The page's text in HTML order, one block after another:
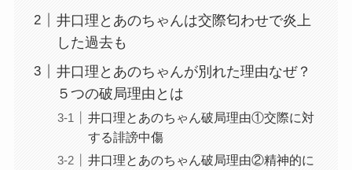
井口理とあのちゃんは交際匂わせで炎上
した過去も
井口理とあのちゃんが別れた理由なぜ？
５つの破局理由とは
井口理とあのちゃん破局理由①交際に対
する誹謗中傷
井口理とあのちゃん破局理由②精神的に